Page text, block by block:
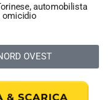
automobilista
omicidio
OVEST